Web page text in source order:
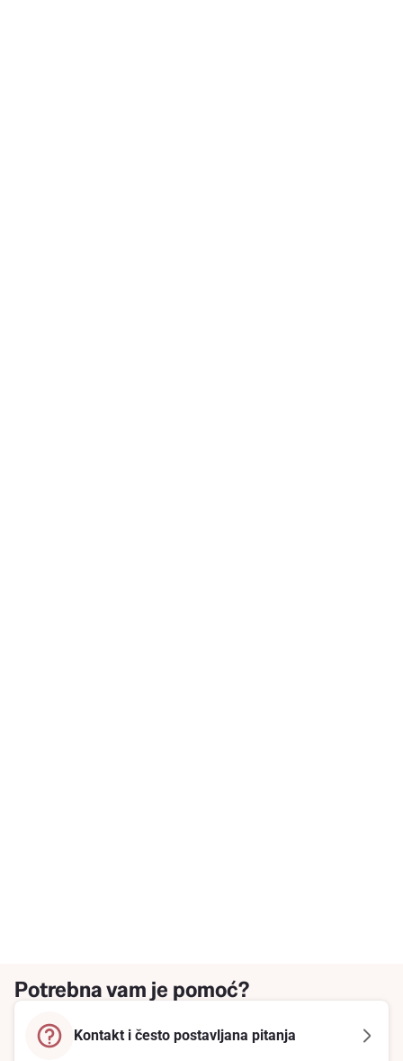
Potrebna vam je pomoć?
Kontakt i često postavljana pitanja